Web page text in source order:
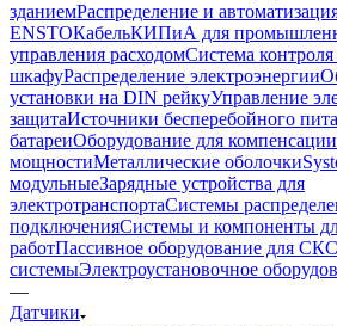
зданиемРаспределение и
ENSTOКабельКИПиА для
управления расходомСистема
шкафуРаспределение электроэнергии
установки на DIN рейкуУправление
защитаИсточники бесперебойного
батареиОборудование для
мощностиМеталлические оболочки
модульныеЗарядные устройства для
электротранспортаСистемы
подключенияСистемы и компоненты
работПассивное оборудование для СКС
системыЭлектроустановочное
—
Датчики